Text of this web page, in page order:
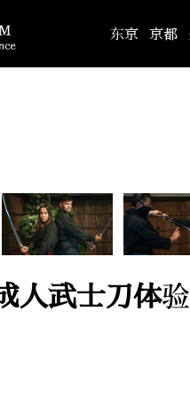
东京 京都
人武士刀体验